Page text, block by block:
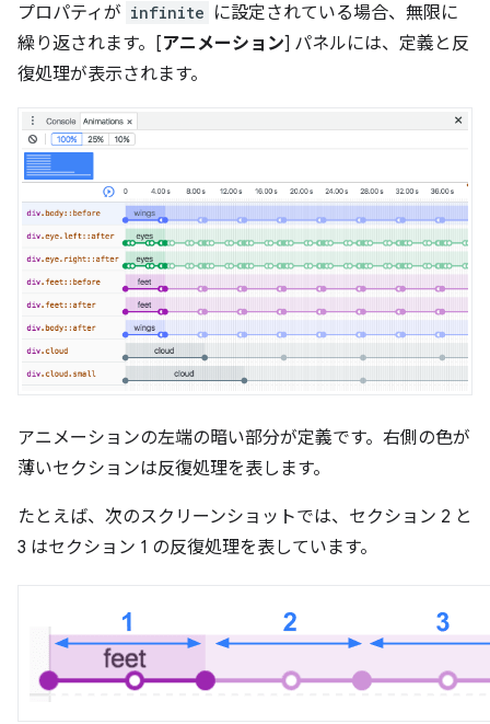
プロパティが infinite に設定されている場合、無限に
繰り返されます。[アニメーション] パネルには、定義と反
復処理が表示されます。
アニメーションの左端の暗い部分が定義です。右側の色が
薄いセクションは反復処理を表します。
たとえば、次のスクリーンショットでは、セクション 2 と
3 はセクション 1 の反復処理を表しています。